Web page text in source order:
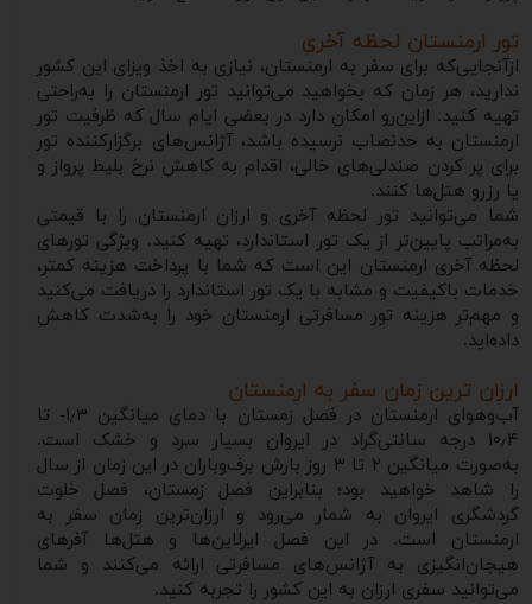
تور ارمنستان لحظه آخری
ازآنجایی‌که برای سفر به ارمنستان، نیازی به اخذ ویزای این کشور
ندارید، هر زمان که بخواهید می‌توانید تور ارمنستان را به‌راحتی
تهیه کنید. ازاین‌رو امکان دارد در بعضی ایام سال که ظرفیت تور
ارمنستان به حدنصاب نرسیده باشد، آژانس‌های برگزارکننده تور
برای پر کردن صندلی‌های خالی، اقدام به کاهش نرخ بلیط پرواز و
یا رزرو هتل‌ها کنند.
شما می‌‌توانید تور لحظه آخری و ارزان ارمنستان را با قیمتی
به‌مراتب پایین‌تر از یک تور استاندارد، تهیه کنید. ویژگی تورهای
لحظه آخری ارمنستان این است که شما با پرداخت هزینه کمتر،
خدمات باکیفیت و مشابه با یک تور استاندارد را دریافت می‌کنید
و مهم‌تر هزینه تور مسافرتی ارمنستان خود را به‌شدت کاهش
داده‌اید.
ارزان ترین زمان سفر به ارمنستان
آب‌وهوای ارمنستان در فصل زمستان با دمای میانگین ۱٫۳- تا
۱۰٫۴ درجه سانتی‌گراد در ایروان بسیار سرد و خشک است.
به‌صورت میانگین ۲ تا ۳ روز بارش برف‌وباران در این زمان از سال
را شاهد خواهید بود؛ بنابراین فصل زمستان، فصل خلوت
گردشگری ایروان به شمار می‌رود و ارزان‌ترین زمان سفر به
ارمنستان است. در این فصل ایرلاین‌ها و هتل‌ها آفرهای
هیجان‌انگیزی به آژانس‌های مسافرتی ارائه می‌کنند و شما
می‌توانید سفری ارزان به این کشور را تجربه کنید.